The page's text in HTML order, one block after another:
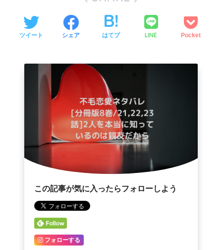
ツイート シェア はてブ LINE Pocket
この記事が気に入ったらフォローしよう
フォローする